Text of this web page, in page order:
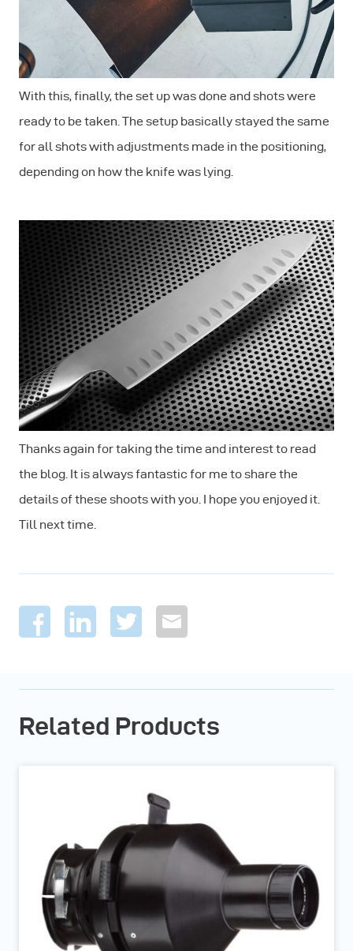
With this, finally, the set up was done and shots were
ready to be taken. The setup basically stayed the same
for all shots with adjustments made in the positioning,
depending on how the knife was lying.
Thanks again for taking the time and interest to read
the blog. It is always fantastic for me to share the
details of these shoots with you. I hope you enjoyed it.
Till next time.
Related Products